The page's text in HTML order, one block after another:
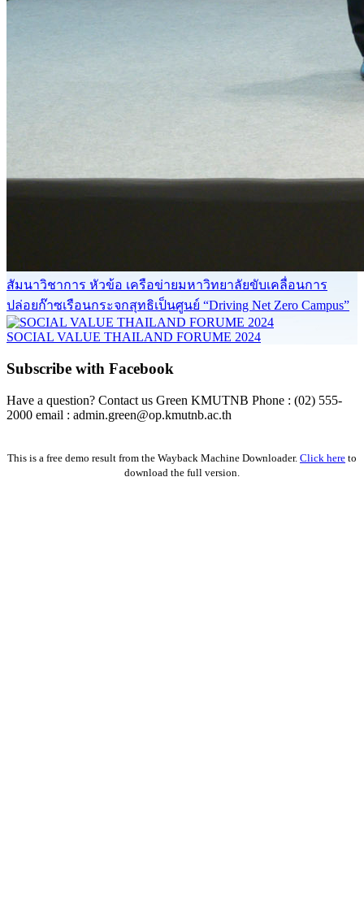
สัมนาวิชาการ หัวข้อ เครือข่ายมหาวิทยาลัยขับเคลื่อนการ
ปล่อยก๊าซเรือนกระจกสุทธิเป็นศูนย์ “Driving Net Zero Campus”
SOCIAL VALUE THAILAND FORUME 2024
Subscribe with Facebook
Have a question? Contact us Green KMUTNB Phone : (02) 555-
2000 email : admin.green@op.kmutnb.ac.th
This is a free demo result from the Wayback Machine Downloader. Click here to
download the full version.